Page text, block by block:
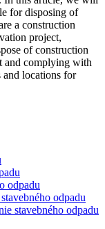
for disposing of
a construction
project,
of construction
and complying with
and locations for
odpadu
odpadu
stavebného odpadu